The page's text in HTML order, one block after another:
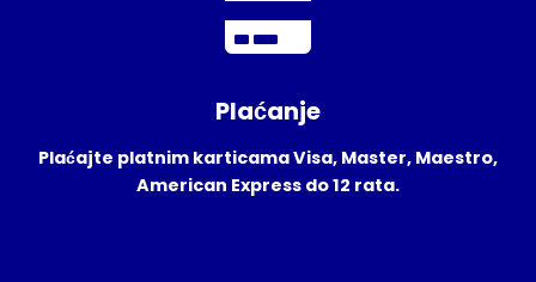
Plaćanje
Plaćajte platnim karticama Visa, Master, Maestro,
American Express do 12 rata.